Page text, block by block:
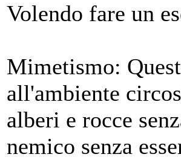
Volendo fare un
Mimetismo:
all'ambiente
alberi e rocce
nemico senza